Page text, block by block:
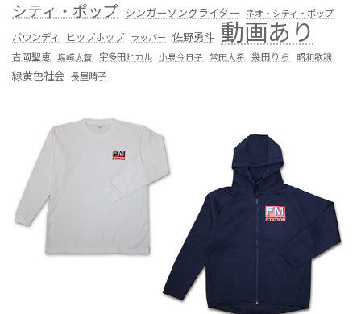
シティ・ポップ シンガーソングライター ネオ・シティ・ポップ
バウンディ ヒップホップ ラッパー 佐野勇斗 動画あり
吉岡聖恵 塩﨑太智 宇多田ヒカル 小泉今日子 常田大希 幾田りら 昭和歌謡
緑黄色社会 長屋晴子